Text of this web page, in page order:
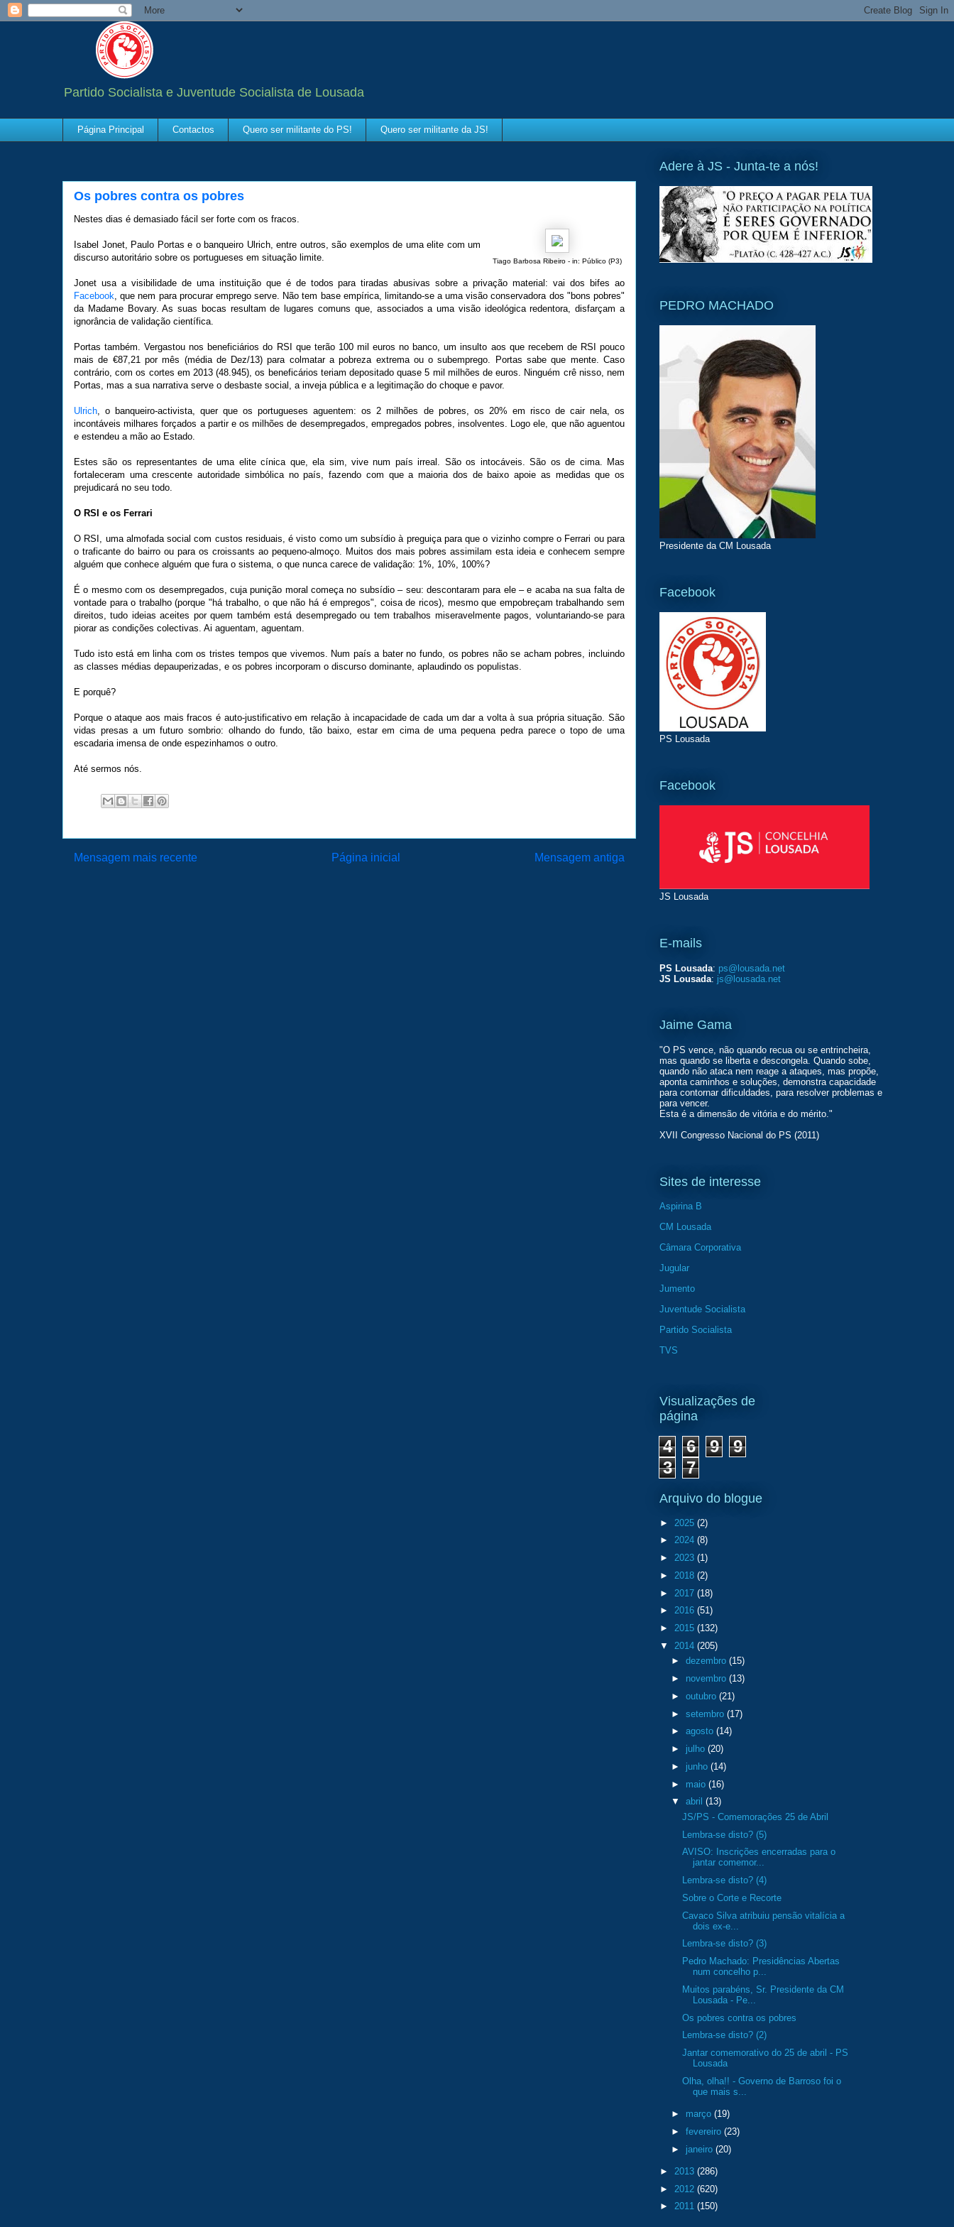
Partido Socialista e Juventude Socialista de Lousada
Página Principal Contactos Quero ser militante do PS! Quero ser militante da JS!
Os pobres contra os pobres
Nestes dias é demasiado fácil ser forte com os fracos.
Tiago Barbosa Ribeiro - in: Público (P3)
Isabel Jonet, Paulo Portas e o banqueiro Ulrich, entre outros, são exemplos de uma elite com um
discurso autoritário sobre os portugueses em situação limite.
Jonet usa a visibilidade de uma instituição que é de todos para tiradas abusivas sobre a privação material: vai dos bifes ao
Facebook , que nem para procurar emprego serve. Não tem base empírica, limitando-se a uma visão conservadora dos "bons pobres"
da Madame Bovary. As suas bocas resultam de lugares comuns que, associados a uma visão ideológica redentora, disfarçam a
ignorância de validação científica.
Portas também. Vergastou nos beneficiários do RSI que terão 100 mil euros no banco, um insulto aos que recebem de RSI pouco
mais de €87,21 por mês (média de Dez/13) para colmatar a pobreza extrema ou o subemprego. Portas sabe que mente. Caso
contrário, com os cortes em 2013 (48.945), os beneficários teriam depositado quase 5 mil milhões de euros. Ninguém crê nisso, nem
Portas, mas a sua narrativa serve o desbaste social, a inveja pública e a legitimação do choque e pavor.
Ulrich , o banqueiro-activista, quer que os portugueses aguentem: os 2 milhões de pobres, os 20% em risco de cair nela, os
incontáveis milhares forçados a partir e os milhões de desempregados, empregados pobres, insolventes. Logo ele, que não aguentou
e estendeu a mão ao Estado.
Estes são os representantes de uma elite cínica que, ela sim, vive num país irreal. São os intocáveis. São os de cima. Mas
fortaleceram uma crescente autoridade simbólica no país, fazendo com que a maioria dos de baixo apoie as medidas que os
prejudicará no seu todo.
O RSI e os Ferrari
O RSI, uma almofada social com custos residuais, é visto como um subsídio à preguiça para que o vizinho compre o Ferrari ou para
o traficante do bairro ou para os croissants ao pequeno-almoço. Muitos dos mais pobres assimilam esta ideia e conhecem sempre
alguém que conhece alguém que fura o sistema, o que nunca carece de validação: 1%, 10%, 100%?
É o mesmo com os desempregados, cuja punição moral começa no subsídio – seu: descontaram para ele – e acaba na sua falta de
vontade para o trabalho (porque "há trabalho, o que não há é empregos", coisa de ricos), mesmo que empobreçam trabalhando sem
direitos, tudo ideias aceites por quem também está desempregado ou tem trabalhos miseravelmente pagos, voluntariando-se para
piorar as condições colectivas. Ai aguentam, aguentam.
Tudo isto está em linha com os tristes tempos que vivemos. Num país a bater no fundo, os pobres não se acham pobres, incluindo
as classes médias depauperizadas, e os pobres incorporam o discurso dominante, aplaudindo os populistas.
E porquê?
Porque o ataque aos mais fracos é auto-justificativo em relação à incapacidade de cada um dar a volta à sua própria situação. São
vidas presas a um futuro sombrio: olhando do fundo, tão baixo, estar em cima de uma pequena pedra parece o topo de uma
escadaria imensa de onde espezinhamos o outro.
Até sermos nós.
Mensagem mais recente Mensagem antiga
Página inicial
Adere à JS - Junta-te a nós!
PEDRO MACHADO
Presidente da CM Lousada
Facebook
PS Lousada
Facebook
JS Lousada
E-mails
PS Lousada: ps@lousada.net
JS Lousada: js@lousada.net
Jaime Gama
"O PS vence, não quando recua ou se entrincheira,
mas quando se liberta e descongela. Quando sobe,
quando não ataca nem reage a ataques, mas propõe,
aponta caminhos e soluções, demonstra capacidade
para contornar dificuldades, para resolver problemas e
para vencer.
Esta é a dimensão de vitória e do mérito."
XVII Congresso Nacional do PS (2011)
Sites de interesse
Aspirina B
CM Lousada
Câmara Corporativa
Jugular
Jumento
Juventude Socialista
Partido Socialista
TVS
Visualizações de
página
4 6 9
9
3
7
Arquivo do blogue
► 2025 (2)
► 2024 (8)
► 2023 (1)
► 2018 (2)
► 2017 (18)
► 2016 (51)
► 2015 (132)
▼ 2014 (205)
► dezembro (15)
► novembro (13)
► outubro (21)
► setembro (17)
► agosto (14)
► julho (20)
► junho (14)
► maio (16)
▼ abril (13)
JS/PS - Comemorações 25 de Abril
Lembra-se disto? (5)
AVISO: Inscrições encerradas para o
jantar comemor...
Lembra-se disto? (4)
Sobre o Corte e Recorte
Cavaco Silva atribuiu pensão vitalícia a
dois ex-e...
Lembra-se disto? (3)
Pedro Machado: Presidências Abertas
num concelho p...
Muitos parabéns, Sr. Presidente da CM
Lousada - Pe...
Os pobres contra os pobres
Lembra-se disto? (2)
Jantar comemorativo do 25 de abril - PS
Lousada
Olha, olha!! - Governo de Barroso foi o
que mais s...
► março (19)
► fevereiro (23)
► janeiro (20)
► 2013 (286)
► 2012 (620)
► 2011 (150)